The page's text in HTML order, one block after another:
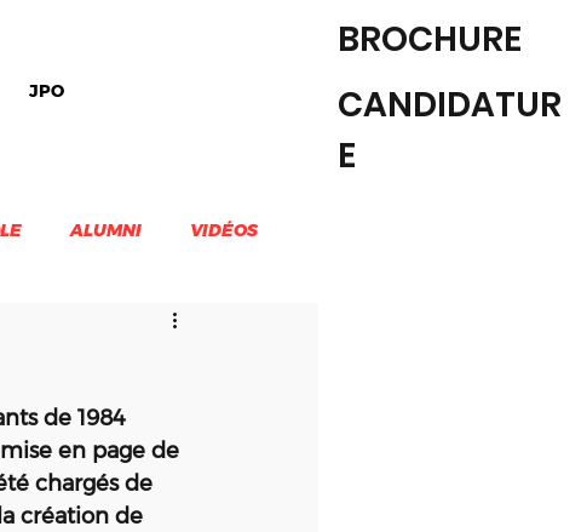
JPO
BROCHURE
CANDIDATUR
E
ALUMNI VIDÉOS
DESIGN & CREATIVITE
de 1984
en page de
chargés de
création de